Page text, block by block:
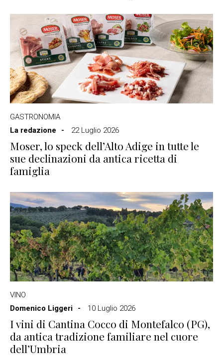
GASTRONOMIA
La redazione
22 Luglio 2026
Moser, lo speck dell’Alto Adige in tutte le
sue declinazioni da antica ricetta di
famiglia
VINO
Domenico Liggeri
10 Luglio 2026
I vini di Cantina Cocco di Montefalco (PG),
da antica tradizione familiare nel cuore
dell’Umbria